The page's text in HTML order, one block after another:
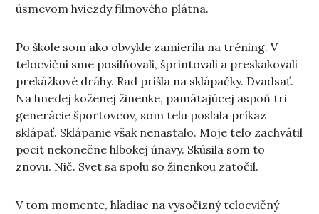
úsmevom hviezdy filmového plátna.
Po škole som ako obvykle zamierila na tréning. V
telocvični sme posilňovali, šprintovali a preskakovali
prekážkové dráhy. Rad prišla na sklápačky. Dvadsať.
Na hnedej koženej žinenke, pamätajúcej aspoň tri
generácie športovcov, som telu poslala príkaz
sklápať. Sklápanie však nenastalo. Moje telo zachvátil
pocit nekonečne hlbokej únavy. Skúsila som to
znovu. Nič. Svet sa spolu so žinenkou zatočil.
V tom momente, hľadiac na vysočizný telocvičný